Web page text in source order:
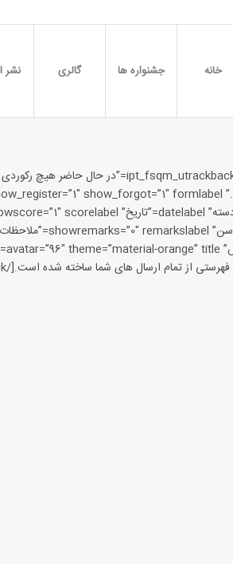
خانه جشنواره ها گالری نشر